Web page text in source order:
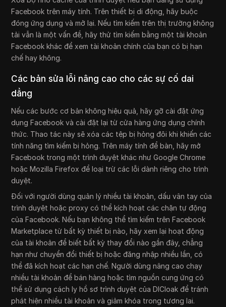
Facebook trên máy tính. Trên thiết bị di động, hãy buộc
đóng ứng dụng và mở lại. Nếu tìm kiếm trên thị trường không
tải vẫn là một vấn đề, hãy thử tìm kiếm bằng một tài khoản
Facebook khác để xem tài khoản chính của bạn có bị hạn
chế hay không.
Các bản sửa lỗi nâng cao cho các sự cố dai
dẳng
Nếu các bước cơ bản không hiệu quả, hãy gỡ cài đặt ứng
dụng Facebook và cài đặt lại từ cửa hàng ứng dụng chính
thức. Thao tác này sẽ xóa các tệp bị hỏng đôi khi khiến các
tính năng tìm kiếm bị hỏng. Trên máy tính để bàn, hãy mở
Facebook trong một trình duyệt khác như Google Chrome
hoặc Mozilla Firefox để loại trừ các lỗi dành riêng cho trình
duyệt.
Đối với người dùng quản lý nhiều tài khoản, dấu vân tay của
trình duyệt hoặc proxy có thể kích hoạt các chặn tự động
của Facebook. Nếu bạn không thể tìm kiếm trên Facebook
Marketplace từ bất kỳ thiết bị nào, hãy xem lại hoạt động
của tài khoản để biết bất kỳ thay đổi nào gần đây, chẳng
hạn như chuyển đổi thiết bị hoặc đăng nhập nhiều lần, có
thể đã kích hoạt các hạn chế. Người dùng nâng cao chạy
nhiều tài khoản để bán hàng hoặc tìm nguồn cung ứng có
thể sử dụng cách ly hồ sơ trình duyệt của DICloak để tránh
phát hiện nhiều tài khoản và giảm khóa trong tương lai.